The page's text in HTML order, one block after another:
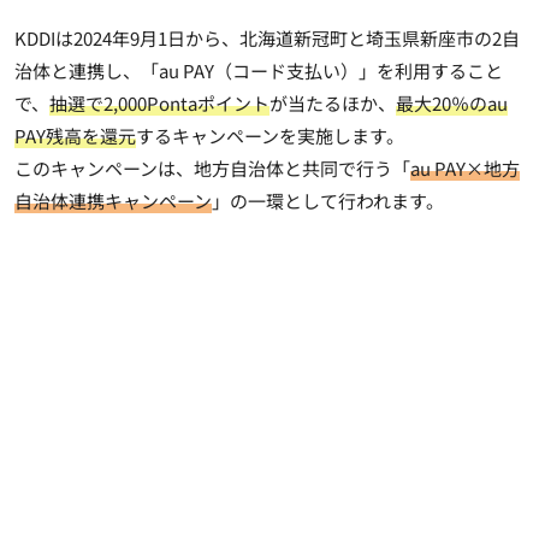
KDDIは2024年9月1日から、北海道新冠町と埼玉県新座市の2自
治体と連携し、「au PAY（コード支払い）」を利用すること
で、 抽選で2,000Pontaポイントが当たるほか、 最大20％のau
PAY残高を還元するキャンペーンを実施します。
このキャンペーンは、地方自治体と共同で行う「au PAY×地方
自治体連携キャンペーン」の一環として行われます。